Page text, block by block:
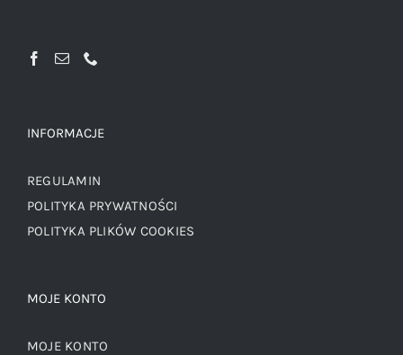
INFORMACJE
REGULAMIN
POLITYKA PRYWATNOŚCI
POLITYKA PLIKÓW COOKIES
MOJE KONTO
MOJE KONTO